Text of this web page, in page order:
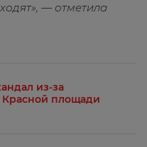
— отметила
из-за
Красной площади